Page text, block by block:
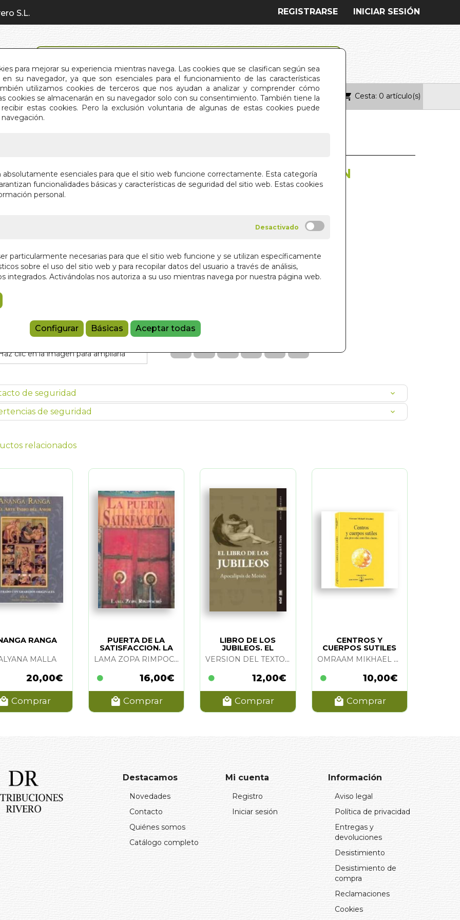
para mejorar su experiencia mientras navega. Las cookies que se clasifican según sea
su navegador, ya que son esenciales para el funcionamiento de las características
utilizamos cookies de terceros que nos ayudan a analizar y comprender cómo
cookies se almacenarán en su navegador solo con su consentimiento. También tiene la
estas cookies. Pero la exclusión voluntaria de algunas de estas cookies puede
absolutamente esenciales para que el sitio web funcione correctamente. Esta categoría
funcionalidades básicas y características de seguridad del sitio web. Estas cookies
personal.
particularmente necesarias para que el sitio web funcione y se utilizan específicamente
sobre el uso del sitio web y para recopilar datos del usuario a través de análisis,
integrados. Activándolas nos autoriza a su uso mientras navega por nuestra página web.
Configurar Básicas Aceptar todas
S.L. INICIAR SESIÓN
REGISTRARSE
INICIO QUIÉNES SOMOS CONTACTO Cesta: 0 artículo(s)
clic en la imagen para ampliarla
GUIA DE MEDITACION ZEN
22,00 €
Añadir a la cesta
Referencia:
de seguridad
de seguridad
relacionados
RANGA
MALLA
20,00€
Comprar
PUERTA DE LA
SATISFACCION. LA
LAMA ZOPA RIMPOCHE
16,00€
Comprar
LIBRO DE LOS
JUBILEOS. EL
VERSION DEL TEXTO ETIOPE DE R. H. CHARLES
12,00€
Comprar
CENTROS Y
CUERPOS SUTILES
OMRAAM MIKHAEL AIVANHOV
10,00€
Comprar
Destacamos
Novedades
Contacto
Quiénes somos
Catálogo completo
Mi cuenta
Registro
Iniciar sesión
Información
Aviso legal
Política de privacidad
Entregas y
devoluciones
Desistimiento
Desistimiento de
compra
Reclamaciones
Cookies